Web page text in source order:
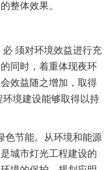
整体效果。
须对环境效益进行充
同时，着重体现夜环
效益随之增加，取得
境建设能够取得以持
节能。从环境和能源
城市灯光工程建设的